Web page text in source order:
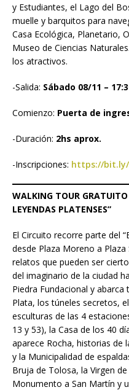
y Estudiantes, el Lago del
muelle y barquitos para
Casa Ecológica, Planetario,
Museo de Ciencias
los atractivos.
-Salida: Sábado 08/11 –
Comienzo: Puerta de
-Duración: 2hs aprox.
-Inscripciones: https://bit.ly/
WALKING TOUR
LEYENDAS PLATENSES”
El Circuito recorre parte del
desde Plaza Moreno a
relatos que pueden ser
del imaginario de la ciudad
Piedra Fundacional y
Plata, los túneles secretos,
esculturas de las 4
13 y 53), la Casa de los 40
aparece Rocha, historias de
y la Municipalidad de
Bruja de Tolosa, la Virgen
Monumento a San Martín y